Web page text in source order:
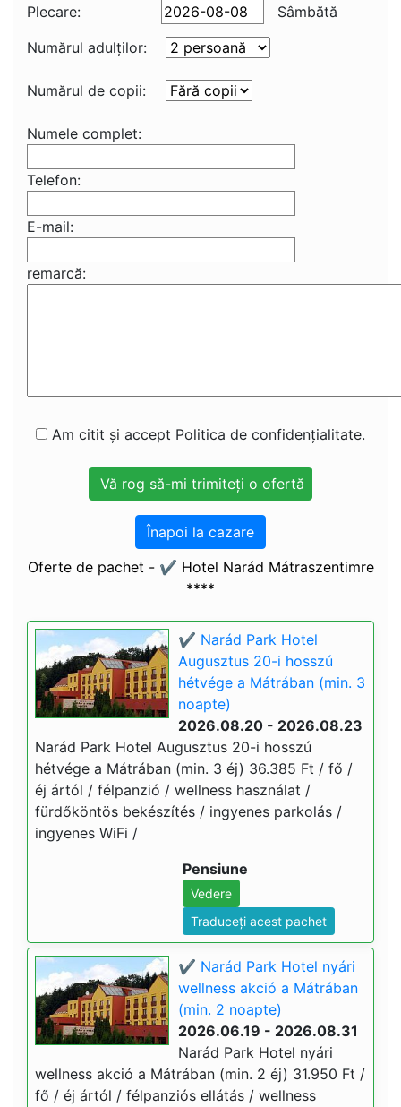
Plecare:
Sâmbătă
Numărul adulţilor:
Numărul de copii:
Numele complet:
Telefon:
E-mail:
remarcă:
Am citit și accept Politica de confidențialitate.
Înapoi la cazare
Oferte de pachet - ✔️ Hotel Narád Mátraszentimre
****
✔️ Narád Park Hotel
Augusztus 20-i hosszú
hétvége a Mátrában (min. 3
noapte)
2026.08.20 - 2026.08.23
Narád Park Hotel Augusztus 20-i hosszú
hétvége a Mátrában (min. 3 éj) 36.385 Ft / fő /
éj ártól / félpanzió / wellness használat /
fürdőköntös bekészítés / ingyenes parkolás /
ingyenes WiFi /
Pensiune
Vedere
Traduceți acest pachet
✔️ Narád Park Hotel nyári
wellness akció a Mátrában
(min. 2 noapte)
2026.06.19 - 2026.08.31
Narád Park Hotel nyári
wellness akció a Mátrában (min. 2 éj) 31.950 Ft /
fő / éj ártól / félpanziós ellátás / wellness